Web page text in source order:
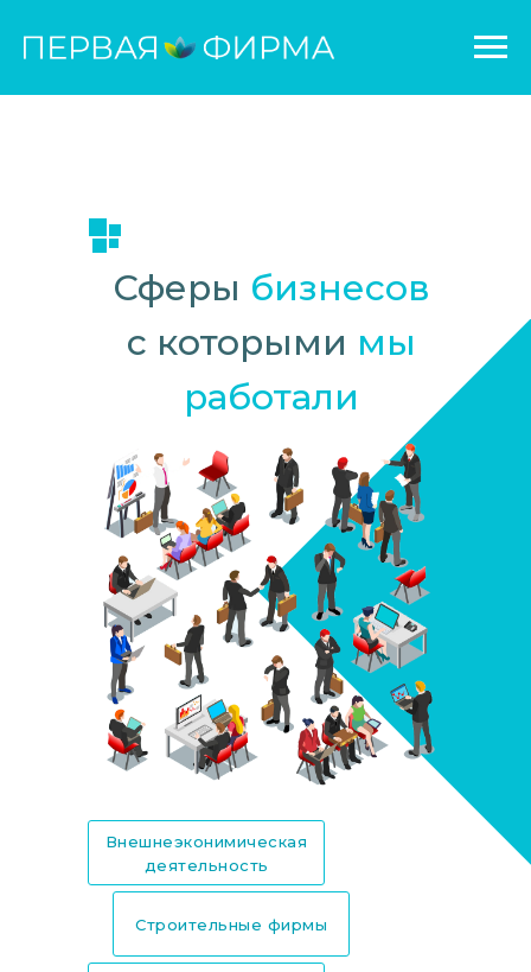
Внешнеэконимическая
деятельность
Строительные фирмы
Сферы бизнесов
с которыми мы
работали